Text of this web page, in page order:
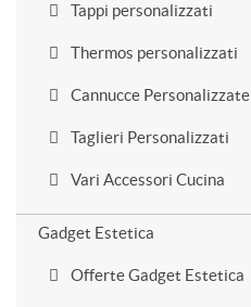
Tappi personalizzati
Thermos personalizzati
Cannucce Personalizzate
Taglieri Personalizzati
Vari Accessori Cucina
Gadget Estetica
Offerte Gadget Estetica